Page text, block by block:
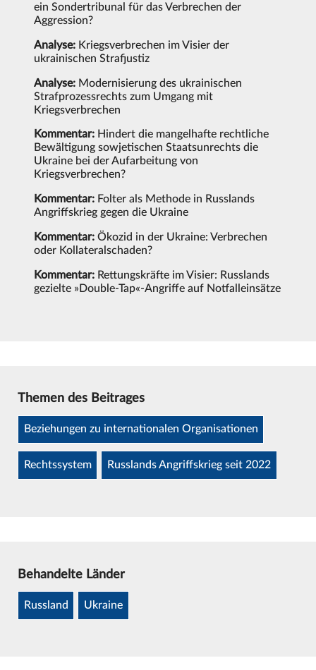
ein Sondertribunal für das Verbrechen der
Aggression?
Analyse: Kriegsverbrechen im Visier der
ukrainischen Strafjustiz
Analyse: Modernisierung des ukrainischen
Strafprozessrechts zum Umgang mit
Kriegsverbrechen
Kommentar: Hindert die mangelhafte rechtliche
Bewältigung sowjetischen Staatsunrechts die
Ukraine bei der Aufarbeitung von
Kriegsverbrechen?
Kommentar: Folter als Methode in Russlands
Angriffskrieg gegen die Ukraine
Kommentar: Ökozid in der Ukraine: Verbrechen
oder Kollateralschaden?
Kommentar: Rettungskräfte im Visier: Russlands
gezielte »Double-Tap«-Angriffe auf Notfalleinsätze
Themen des Beitrages
Beziehungen zu internationalen Organisationen
Rechtssystem Russlands Angriffskrieg seit 2022
Behandelte Länder
Russland Ukraine